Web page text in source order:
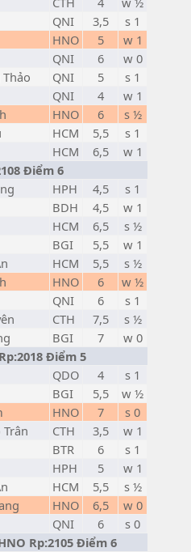
QNI 3,5
s 1
HNO 5
w 1
QNI 6
w 0
QNI 5
s 1
QNI 4
w 1
HNO 6
s ½
HCM 5,5
s 1
HCM 6,5
w 1
Điểm 6
HPH 4,5
s 1
BDH 4,5
w 1
HCM 6,5
s ½
BGI 5,5
w 1
HCM 5,5
s ½
HNO 6
w ½
QNI 6
s 1
CTH 7,5
s ½
BGI 7
w 0
Điểm 5
QDO 4
s 1
BGI 5,5
w ½
HNO 7
s 0
CTH 3,5
w 1
BTR 6
s 1
HPH 5
w 1
HCM 5,5
s ½
HNO 6,5
w 0
QNI 6
s 0
Rp:2105 Điểm 6